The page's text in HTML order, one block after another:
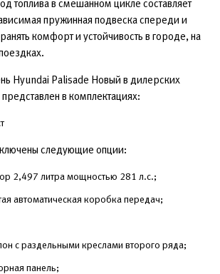
топлива в смешанном цикле составляет
пружинная подвеска спереди и
комфорт и устойчивость в городе, на
Hyundai Palisade Новый в дилерских
в комплектациях:
следующие опции:
2,497 литра мощностью 281 л.с.;
автоматическая коробка передач;
с раздельными креслами второго ряда;
панель;